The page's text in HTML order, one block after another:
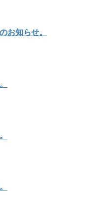
お知らせ。